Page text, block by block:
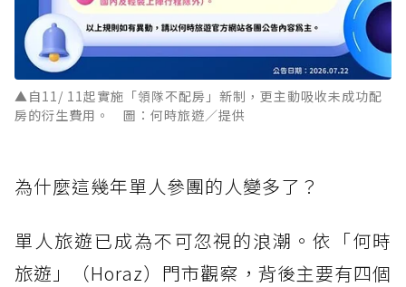
▲自11/ 11起實施「領隊不配房」新制，更主動吸收未成功配
房的衍生費用。 圖：何時旅遊／提供
為什麼這幾年單人參團的人變多了？
單人旅遊已成為不可忽視的浪潮。依「何時
旅遊」（Horaz）門市觀察，背後主要有四個